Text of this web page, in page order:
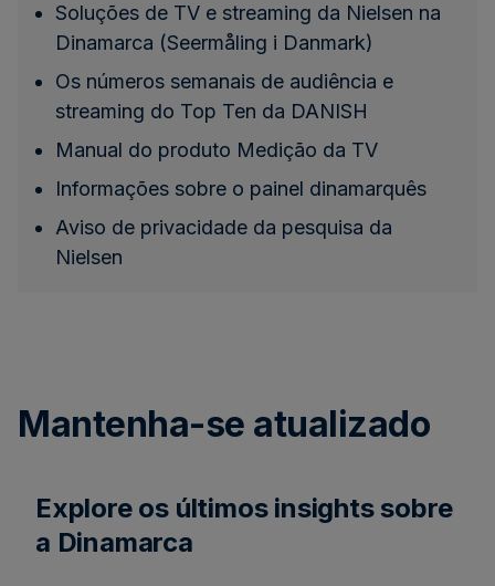
Soluções de TV e streaming da Nielsen na
Dinamarca (Seermåling i Danmark)
Os números semanais de audiência e
streaming do Top Ten da DANISH
Manual do produto Medição da TV
Informações sobre o painel dinamarquês
Aviso de privacidade da pesquisa da
Nielsen
Mantenha-se atualizado
Explore os últimos insights sobre
a Dinamarca